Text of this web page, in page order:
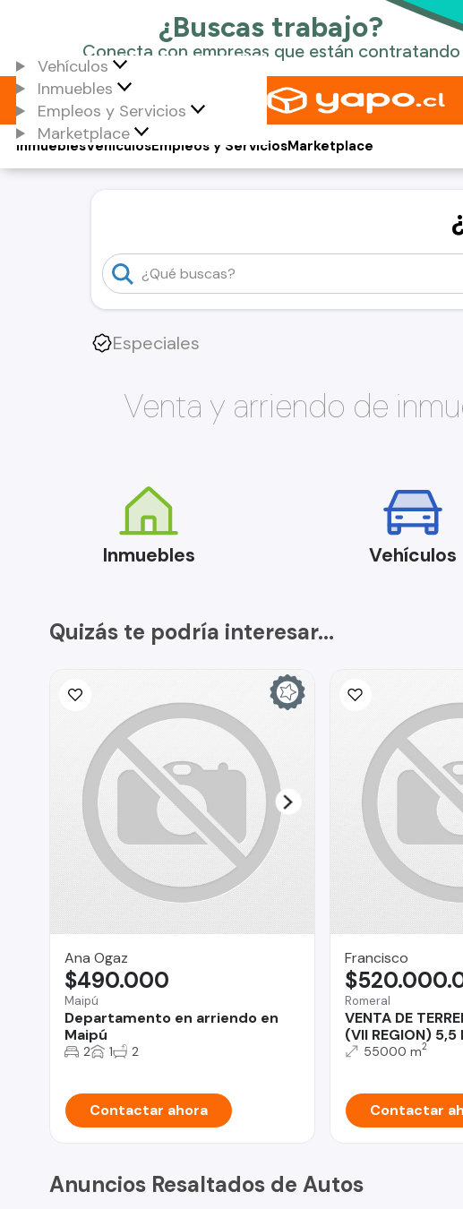
Vehículos
Inmuebles
Empleos y Servicios
Marketplace
Vehículos
Inmuebles Empleos y ServiciosMarketplace
Especiales
Venta y arriendo de
Inmuebles Vehículos
Quizás te podría interesar...
Ana Ogaz
Maipú
Departamento en arriendo en
Maipú
$490.000
2 1 2
Contactar ahora
Francisco
Romeral
VENTA DE
(VII REGION) 5,5
55000 m2
Contactar
Anuncios Resaltados de Autos